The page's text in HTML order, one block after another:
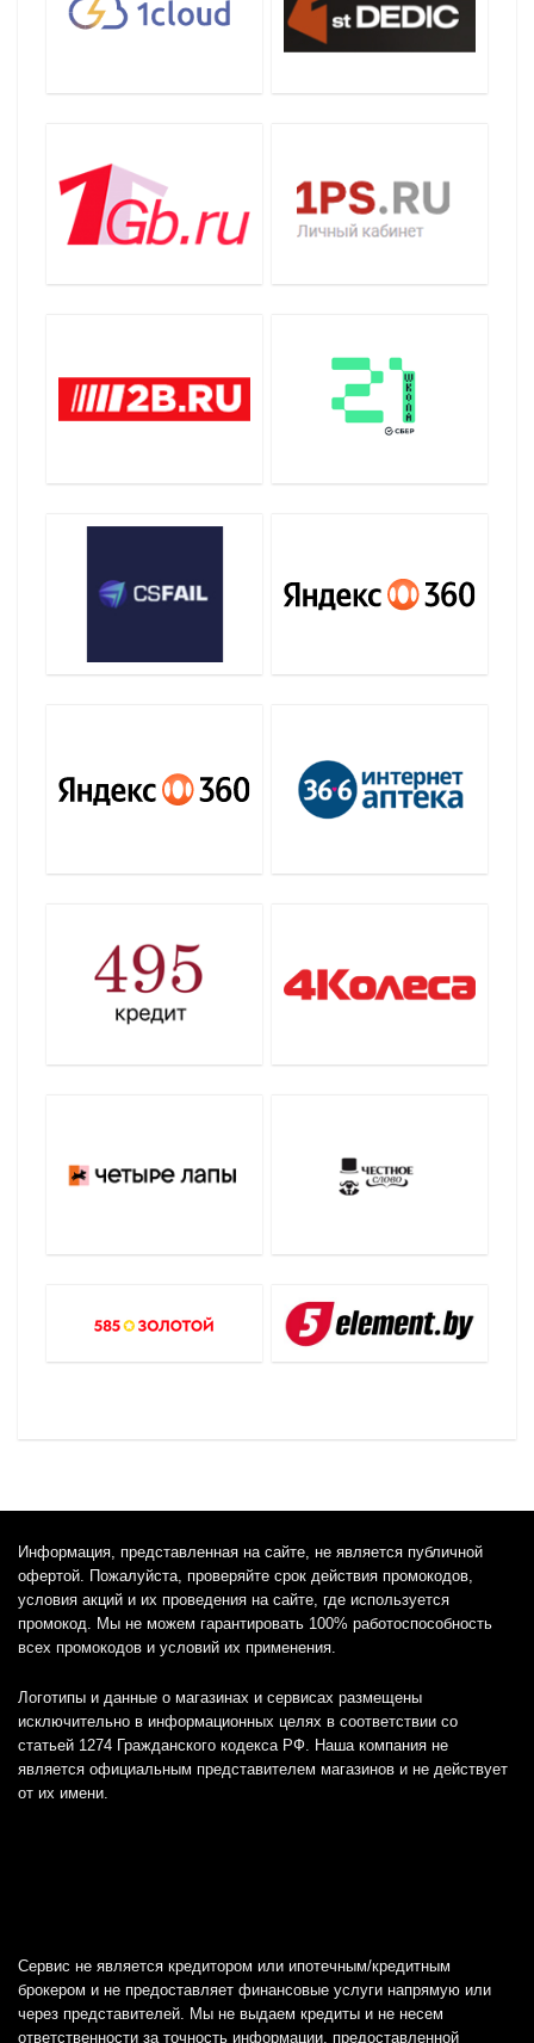
Информация, представленная на сайте, не является публичной
офертой. Пожалуйста, проверяйте срок действия промокодов,
условия акций и их проведения на сайте, где используется
промокод. Мы не можем гарантировать 100% работоспособность
всех промокодов и условий их применения.
Логотипы и данные о магазинах и сервисах размещены
исключительно в информационных целях в соответствии со
статьей 1274 Гражданского кодекса РФ. Наша компания не
является официальным представителем магазинов и не действует
от их имени.
Сервис не является кредитором или ипотечным/кредитным
брокером и не предоставляет финансовые услуги напрямую или
через представителей. Мы не выдаем кредиты и не несем
ответственности за точность информации, предоставленной